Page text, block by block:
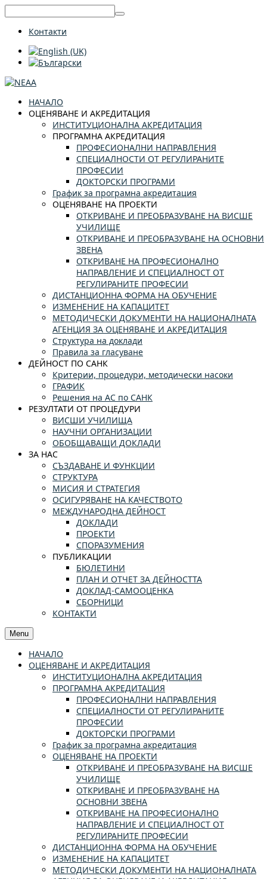
Контакти
НАЧАЛО
ОЦЕНЯВАНЕ И АКРЕДИТАЦИЯ
ИНСТИТУЦИОНАЛНА АКРЕДИТАЦИЯ
ПРОГРАМНА АКРЕДИТАЦИЯ
ПРОФЕСИОНАЛНИ НАПРАВЛЕНИЯ
СПЕЦИАЛНОСТИ ОТ РЕГУЛИРАНИТЕ
ПРОФЕСИИ
ДОКТОРСКИ ПРОГРАМИ
График за програмна акредитация
ОЦЕНЯВАНЕ НА ПРОЕКТИ
ОТКРИВАНЕ И ПРЕОБРАЗУВАНЕ НА ВИСШЕ
УЧИЛИЩЕ
ОТКРИВАНЕ И ПРЕОБРАЗУВАНЕ НА ОСНОВНИ
ЗВЕНА
ОТКРИВАНЕ НА ПРОФЕСИОНАЛНО
НАПРАВЛЕНИЕ И СПЕЦИАЛНОСТ ОТ
РЕГУЛИРАНИТЕ ПРОФЕСИИ
ДИСТАНЦИОННА ФОРМА НА ОБУЧЕНИЕ
ИЗМЕНЕНИЕ НА КАПАЦИТЕТ
МЕТОДИЧЕСКИ ДОКУМЕНТИ НА НАЦИОНАЛНАТА
АГЕНЦИЯ ЗА ОЦЕНЯВАНЕ И АКРЕДИТАЦИЯ
Структура на доклади
Правила за гласуване
ДЕЙНОСТ ПО САНК
Критерии, процедури, методически насоки
ГРАФИК
Решения на АС по САНК
РЕЗУЛТАТИ ОТ ПРОЦЕДУРИ
ВИСШИ УЧИЛИЩА
НАУЧНИ ОРГАНИЗАЦИИ
ОБОБЩАВАЩИ ДОКЛАДИ
ЗА НАС
СЪЗДАВАНЕ И ФУНКЦИИ
СТРУКТУРА
МИСИЯ И СТРАТЕГИЯ
ОСИГУРЯВАНЕ НА КАЧЕСТВОТО
МЕЖДУНАРОДНА ДЕЙНОСТ
ДОКЛАДИ
ПРОЕКТИ
СПОРАЗУМЕНИЯ
ПУБЛИКАЦИИ
БЮЛЕТИНИ
ПЛАН И ОТЧЕТ ЗА ДЕЙНОСТТА
ДОКЛАД-САМООЦЕНКА
СБОРНИЦИ
КОНТАКТИ
Menu
НАЧАЛО
ОЦЕНЯВАНЕ И АКРЕДИТАЦИЯ
ИНСТИТУЦИОНАЛНА АКРЕДИТАЦИЯ
ПРОГРАМНА АКРЕДИТАЦИЯ
ПРОФЕСИОНАЛНИ НАПРАВЛЕНИЯ
СПЕЦИАЛНОСТИ ОТ РЕГУЛИРАНИТЕ
ПРОФЕСИИ
ДОКТОРСКИ ПРОГРАМИ
График за програмна акредитация
ОЦЕНЯВАНЕ НА ПРОЕКТИ
ОТКРИВАНЕ И ПРЕОБРАЗУВАНЕ НА ВИСШЕ
УЧИЛИЩЕ
ОТКРИВАНЕ И ПРЕОБРАЗУВАНЕ НА
ОСНОВНИ ЗВЕНА
ОТКРИВАНЕ НА ПРОФЕСИОНАЛНО
НАПРАВЛЕНИЕ И СПЕЦИАЛНОСТ ОТ
РЕГУЛИРАНИТЕ ПРОФЕСИИ
ДИСТАНЦИОННА ФОРМА НА ОБУЧЕНИЕ
ИЗМЕНЕНИЕ НА КАПАЦИТЕТ
МЕТОДИЧЕСКИ ДОКУМЕНТИ НА НАЦИОНАЛНАТА